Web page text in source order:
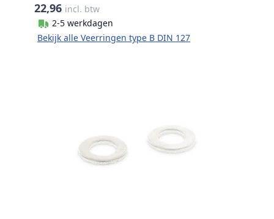
22,96 incl. btw
2-5 werkdagen
Bekijk alle Veerringen type B DIN 127